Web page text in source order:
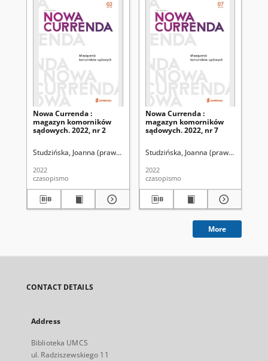
Nowa Currenda :
magazyn komorników
sądowych. 2022, nr 2
Studzińska, Joanna (prawo). Redaktor
2022
czasopismo
Nowa Currenda :
magazyn komorników
sądowych. 2022, nr 7
Studzińska, Joanna (prawo). Redaktor
2022
czasopismo
More
CONTACT DETAILS
Address
Biblioteka UMCS
ul. Radziszewskiego 11